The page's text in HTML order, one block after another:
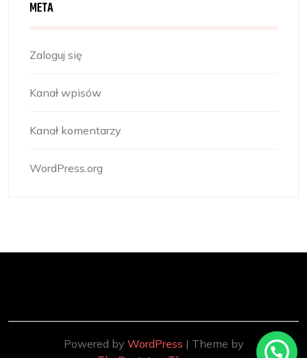
META
Zaloguj się
Kanał wpisów
Kanał komentarzy
WordPress.org
Powered by WordPress | Theme by